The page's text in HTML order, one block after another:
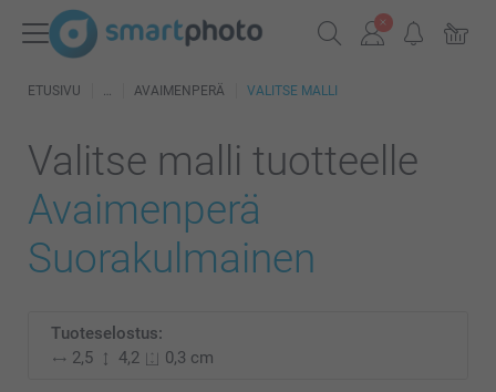
ETUSIVU AVAIMENPERÄ VALITSE MALLI
Valitse malli tuotteelle
Avaimenperä
Suorakulmainen
Tuoteselostus:
2,5
4,2 0,3 cm